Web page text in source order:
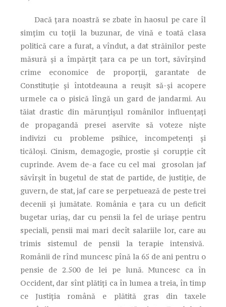
Dacă ţara noastră se zbate în haosul pe care îl
simțim cu toții la buzunar, de vină e toată clasa
politică care a furat, a vîndut, a dat străinilor peste
măsură și a împărțit țara ca pe un tort, săvîrșind
crime economice de proporții, garantate de
Constituție și întotdeauna a reușit să-și acopere
urmele ca o pisică lîngă un gard de jandarmi. Au
tăiat drastic din mărunțișul românilor influențați
de propagandă presei aservite să voteze niște
indivizi cu probleme psihice, incompetenți și
ticăloși. Cinism, demagogie, prostie și corupție cît
cuprinde. Avem de-a face cu cel mai grosolan jaf
săvîrșit în bugetul de stat de partide, de justiție, de
guvern, de stat, jaf care se perpetuează de peste trei
decenii și jumătate. România e țara cu un deficit
bugetar uriaș, dar cu pensii la fel de uriașe pentru
speciali, pensii mai mari decît salariile lor, care au
trimis sistemul de pensii la terapie intensivă.
Românii de rînd muncesc pînă la 65 de ani pentru o
pensie de 2.500 de lei pe lună. Muncesc ca în
Occident, dar sînt plătiți ca în lumea a treia, în timp
ce Justiția română e plătită gras din taxele